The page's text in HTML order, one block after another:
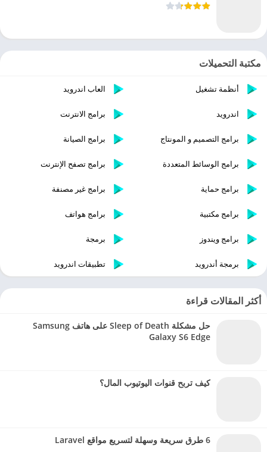
مكتبة التحميلات
أنظمة تشغيل العاب اندرويد
اندرويد برامج الانترنت
برامج التصميم و المونتاج برامج الصيانة
برامج الوسائط المتعددة برامج تصفح الإنترنت
برامج حماية برامج غير مصنفة
برامج مكتبية برامج هواتف
برامج ويندوز برمجة
برمجة أندرويد تطبيقات اندرويد
أكثر المقالات قراءة
حل مشكلة Sleep of Death على هاتف Samsung
Galaxy S6 Edge
كيف تربح قنوات اليوتيوب المال؟
6 طرق سريعة وسهلة لتسريع مواقع Laravel